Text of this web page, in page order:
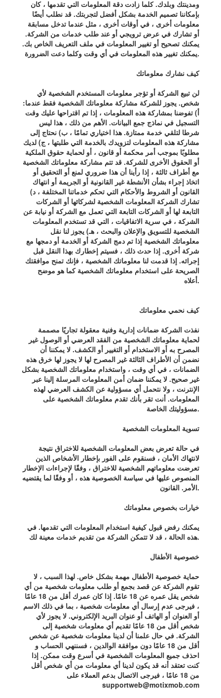
ومدينتك وبلدك. كلما زادت دقة المعلومات التي تقدمها ، كان
بإمكاننا تصميم الخدمة بشكل أفضل لتجربتك. قد نطلب أيضًا
معلومات أخرى ، في أوقات أخرى ، مثل عندما تدخل مسابقة
أو تشارك في عرض ترويجي أو عند طلب خدمات من الشركة.
يمكنك تصحيح أو تغيير المعلومات في ملف التعريف الخاص بك.
يمكنك تغيير هذه المعلومات في أي وقت وكلما دعت الضرورة.
كيف نشارك معلوماتك
لن تبيع الشركة أو تؤجر معلومات المستخدم الشخصية لأي
شخص. يجوز للشركة مشاركة معلوماتك الشخصية فقط عندما:
أ) تفوضنا بمشاركة هذه المعلومات ، إذا تم اقتراحها عليك وقت
التسجيل في نماذج جمع البيانات. الأهم من ذلك ، هذا ليس
شرطا لتلقي خدمة ممتازة. هذا اختياري تمامًا ، ب) نحتاج إلى
مشاركة هذه المعلومات لتزويدك بالخدمة التي طلبتها ، ج) لديك
مطلوبًا بموجب أمر محكمة أو قانون ، أو لحماية حقوق الملكية
أو الحقوق الأخرى للشركة. قد تتم مشاركة معلوماتك الشخصية
مع أطراف ثالثة ، إذا رأينا أن هذا ضروري لمنع أو التحقيق أو
اتخاذ إجراء بشأن الأنشطة غير القانونية أو الجريمة أو انتهاك
القانون أو الشروط والأحكام التي تحكم خدماتنا المختلفة ، د)
تشارك الشركة المعلومات الشخصية لشركائها أو الشركات
التابعة لها أو الشركات التابعة التي تعمل مع الشركة أو نيابة عن
الشركة ، في سرية الاتفاقيات ، التي قد تستخدم المعلومات
الشخصية للتسويق والإعلان والبحث ، هـ) يجوز لنا نقل
معلوماتك الشخصية إذا تم دمج الشركة أو الخدمة أو دمجها مع
شركة أخرى. إذا حدث ذلك ، فسيتم إخطارك بهذا النقل قبل
إجرائه. إذا قدمت لنا معلوماتك الشخصية ، فإنك تمنح موافقتك
الصريحة على استخدام معلوماتك الشخصية كما هو موضح
أعلاه.
كيف نحمي معلوماتك
نفذت الشركة ضمانات إدارية وفنية معقولة تجاريًا مصممة
لحماية معلوماتك الشخصية من الفقد العرضي أو الوصول غير
المصرح به أو الاستخدام أو التغيير أو الكشف. لا يمكننا أن
نضمن أن الأطراف الثالثة غير المصرح لها لا يجوز لها خرق هذه
الضمانات ، في أي وقت ، واستخدام معلوماتك الشخصية بشكل
غير صحيح. لا يمكننا ضمان أمن المعلومات المرسلة إلينا عبر
الإنترنت ، ولا نتحمل أي مسؤولية عن الكشف العرضي لهذه
المعلومات. أنت تقر بأنك تقدم معلوماتك الشخصية على
مسؤوليتك الخاصة.
تسوية المعلومات الشخصية
في حالة تعرض بعض المعلومات الشخصية للاختراق نتيجة
لانتهاك الأمان ، فسنقوم على الفور بإخطار الأشخاص الذين
تعرضت معلوماتهم الشخصية للاختراق ، وفقًا لإجراءات الإخطار
المنصوص عليها في سياسة الخصوصية هذه ، أو وفقًا لما يقتضيه
الأمر. القانون.
خيارات بخصوص معلوماتك
يمكنك رفض قبول كيفية استخدام المعلومات التي تقدمها. في
هذه الحالة ، قد لا تتمكن الشركة من تقديم خدمات معينة لك.
خصوصية الأطفال
حماية خصوصية الأطفال مهمة بشكل خاص. لهذا السبب ، لا
تقوم الشركة عن قصد بجمع أو طلب معلومات شخصية من أي
شخص يقل عمره عن 18 عامًا. إذا كان عمرك أقل من 18 عامًا
، فيرجى عدم إرسال أي معلومات شخصية ، بما في ذلك الاسم
أو العنوان أو الهاتف أو عنوان البريد الإلكتروني. لا يجوز لأي
شخص أقل من 18 عامًا تقديم أي معلومات شخصية إلى
الشركة. في حال علمنا أن لدينا معلومات شخصية عن شخص
أقل من 18 عامًا دون موافقة الوالدين ، فسننهي الحساب و
احذف جميع المعلومات الشخصية في أسرع وقت ممكن. إذا
كنت تعتقد أنه قد يكون لدينا أي معلومات من أي شخص أقل
من 18 عامًا ، فيرجى الاتصال بدعم العملاء على
supportweb@motixmob.com